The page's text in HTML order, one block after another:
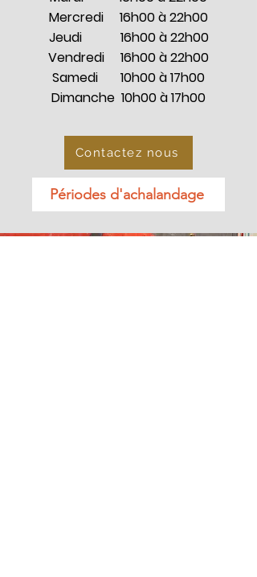
Mercredi 16h00 à 22h00
Jeudi 16h00 à 22h00
Vendredi 16h00 à 22h00
Samedi 10h00 à 17h00
Dimanche 10h00 à 17h00
Contactez nous
Périodes d'achalandage